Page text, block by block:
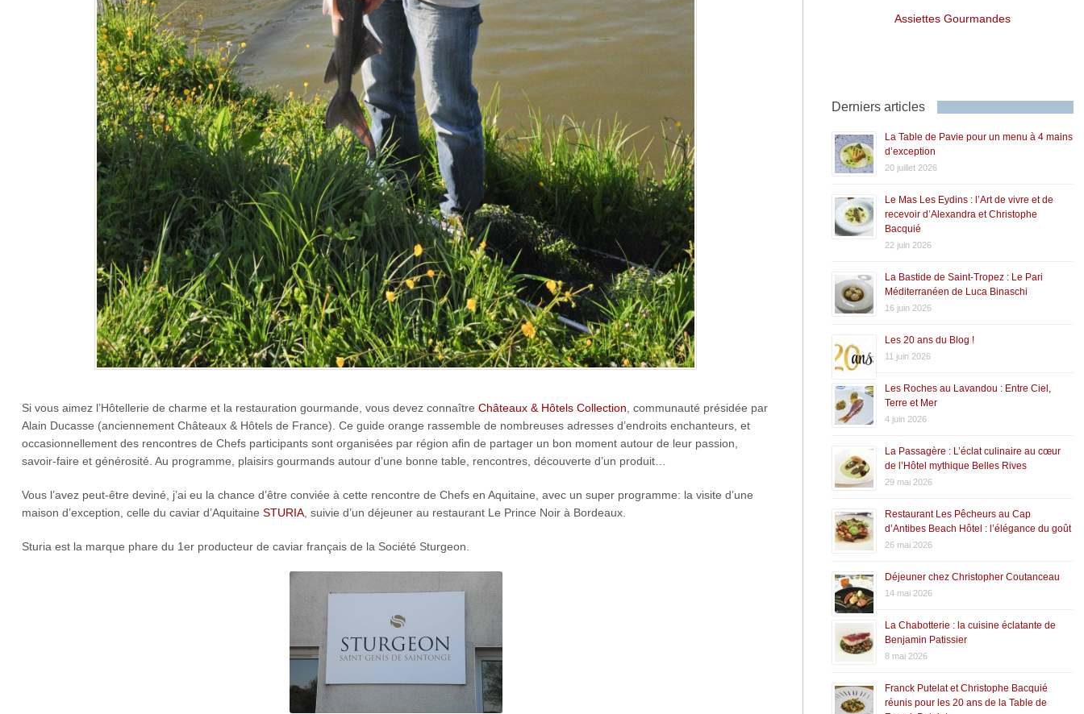
Si vous aimez l’Hôtellerie de charme et la restauration gourmande, vous devez connaître Châteaux & Hôtels Collection , communauté présidée par
Alain Ducasse (anciennement Châteaux & Hôtels de France). Ce guide orange rassemble de nombreuses adresses d’endroits enchanteurs, et
occasionnellement des rencontres de Chefs participants sont organisées par région afin de partager un bon moment autour de leur passion,
savoir-faire et générosité. Au programme, plaisirs gourmands autour d’une bonne table, rencontres, découverte d’un produit…
Vous l’avez peut-être deviné, j’ai eu la chance d’être conviée à cette rencontre de Chefs en Aquitaine, avec un super programme: la visite d’une
maison d’exception, celle du caviar d’Aquitaine STURIA, suivie d’un déjeuner au restaurant Le Prince Noir à Bordeaux.
Sturia est la marque phare du 1er producteur de caviar français de la Société Sturgeon.
Assiettes Gourmandes
Derniers articles
La Table de Pavie pour un menu à 4 mains
d’exception
20 juillet 2026
Le Mas Les Eydins : l’Art de vivre et de
recevoir d’Alexandra et Christophe
Bacquié
22 juin 2026
La Bastide de Saint-Tropez : Le Pari
Méditerranéen de Luca Binaschi
16 juin 2026
Les 20 ans du Blog !
11 juin 2026
Les Roches au Lavandou : Entre Ciel,
Terre et Mer
4 juin 2026
La Passagère : L’éclat culinaire au cœur
de l’Hôtel mythique Belles Rives
29 mai 2026
Restaurant Les Pêcheurs au Cap
d’Antibes Beach Hôtel : l’élégance du goût
26 mai 2026
Déjeuner chez Christopher Coutanceau
14 mai 2026
La Chabotterie : la cuisine éclatante de
Benjamin Patissier
8 mai 2026
Franck Putelat et Christophe Bacquié
réunis pour les 20 ans de la Table de